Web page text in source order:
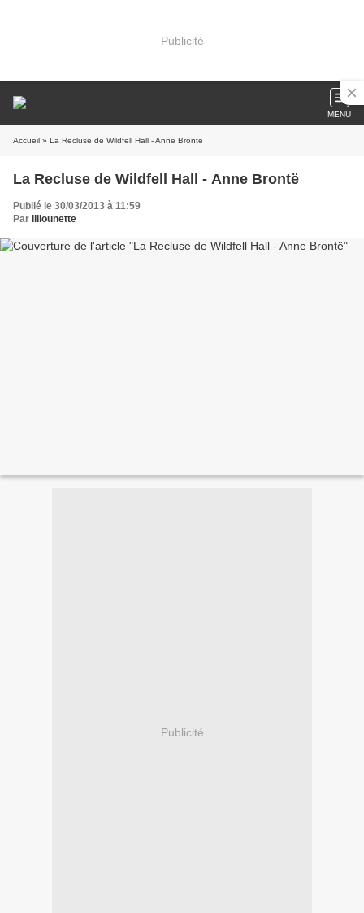
Publicité
MENU
Accueil » La Recluse de Wildfell Hall - Anne Brontë
La Recluse de Wildfell Hall - Anne Brontë
Publié le 30/03/2013 à 11:59
Par lillounette
Publicité